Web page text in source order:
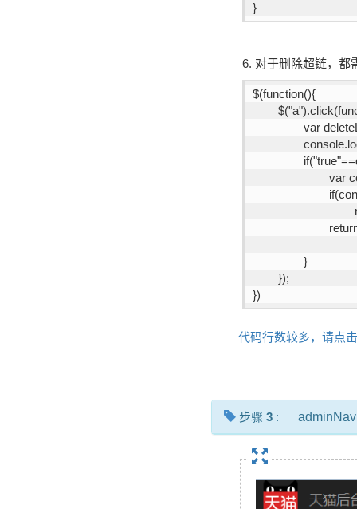
}
6. 对于删除超链，都
$(function(){
var
		}
	});
})
代码行数较多，请点
步骤 3 :